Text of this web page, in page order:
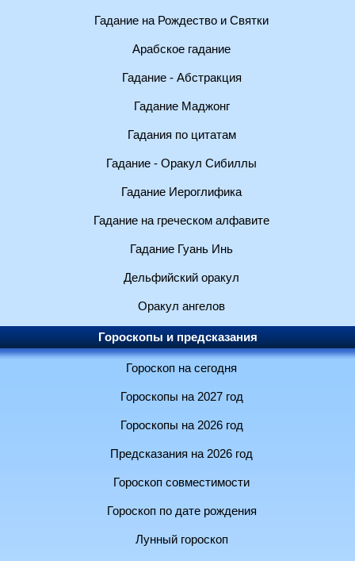
Гадание на Рождество и Святки
Арабское гадание
Гадание - Абстракция
Гадание Маджонг
Гадания по цитатам
Гадание - Оракул Сибиллы
Гадание Иероглифика
Гадание на греческом алфавите
Гадание Гуань Инь
Дельфийский оракул
Оракул ангелов
Гороскопы и предсказания
Гороскоп на сегодня
Гороскопы на 2027 год
Гороскопы на 2026 год
Предсказания на 2026 год
Гороскоп совместимости
Гороскоп по дате рождения
Лунный гороскоп